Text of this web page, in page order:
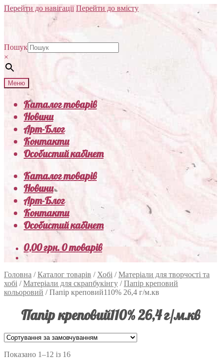
Перейти до навігації Перейти до вмісту
Пошук
×
Меню
Каталог товарів
Новини
Арт-Блог
Контакти
Особистий кабінет
Каталог товарів
Новини
Арт-Блог
Контакти
Особистий кабінет
0,00грн.0 товарів
Головна /Каталог товарів / Хобі /Матеріали для творчості та
хобі /Матеріали для скрапбукінгу /Папір креповий
кольоровий /Папір креповий110% 26,4 г/м.кв
Папір креповий110% 26,4 г/м.кв
Показано 1–12 із 16